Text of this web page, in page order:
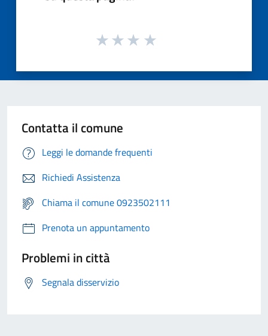
Contatta il comune
Leggi le domande frequenti
Richiedi Assistenza
Chiama il comune 0923502111
Prenota un appuntamento
Problemi in città
Segnala disservizio